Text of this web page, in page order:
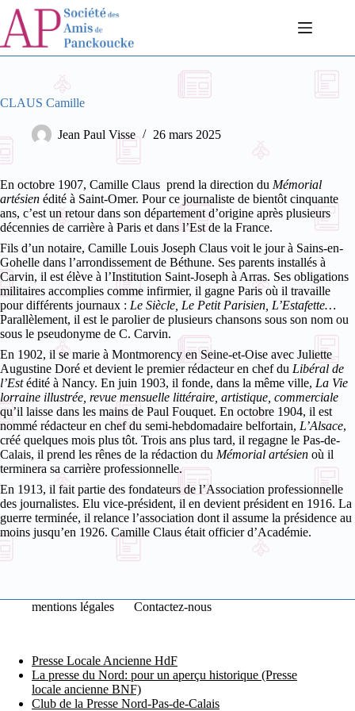
Passer
contenu
CLAUS Camille
Jean Paul Visse 26 mars 2025
En octobre 1907, Camille Claus prend la direction du Mémorial
artésien édité à Saint-Omer. Pour ce journaliste de bientôt cinquante
ans, c’est un retour dans son département d’origine après plusieurs
décennies de carrière à Paris et dans l’Est de la France.
Fils d’un notaire, Camille Louis Joseph Claus voit le jour à Sains-en-
Gohelle dans l’arrondissement de Béthune. Ses parents installés à
Carvin, il est élève à l’Institution Saint-Joseph à Arras. Ses obligations
militaires accomplies comme infirmier, il gagne Paris où il travaille
pour différents journaux : Le Siècle, Le Petit Parisien, L’Estafette…
Parallèlement, il est le parolier de plusieurs chansons sous son nom ou
sous le pseudonyme de C. Carvin.
En 1902, il se marie à Montmorency en Seine-et-Oise avec Juliette
Augustine Doré et devient le premier rédacteur en chef du Libéral de
l’Estédité à Nancy. En juin 1903, il fonde, dans la même ville, La Vie
lorraine illustrée, revue mensuelle littéraire, artistique, commerciale
qu’il laisse dans les mains de Paul Fouquet. En octobre 1904, il est
nommé rédacteur en chef du semi-hebdomadaire belfortain, L’Alsace,
créé quelques mois plus tôt. Trois ans plus tard, il regagne le Pas-de-
Calais, il prend les rênes de la rédaction du Mémorial artésien où il
terminera sa carrière professionnelle.
En 1913, il fait partie des fondateurs de l’Association professionnelle
des journalistes. Elu vice-président, il en devient président en 1916. La
guerre terminée, il relance l’association dont il assume la présidence au
moins jusqu’en 1926. Camille Claus était officier d’Académie.
mentions légales Contactez-nous
Presse Locale Ancienne HdF
La presse du Nord: pour un aperçu historique (Presse
locale ancienne BNF)
Club de la Presse Nord-Pas-de-Calais